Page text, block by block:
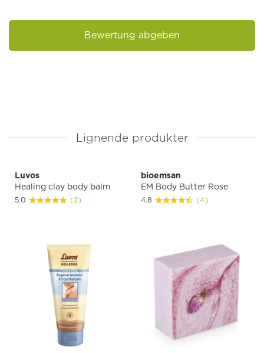
Bewertung abgeben
Lignende produkter
Luvos
Healing clay body balm
5.0 (2)
bioemsan
EM Body Butter Rose
4.8 (4)